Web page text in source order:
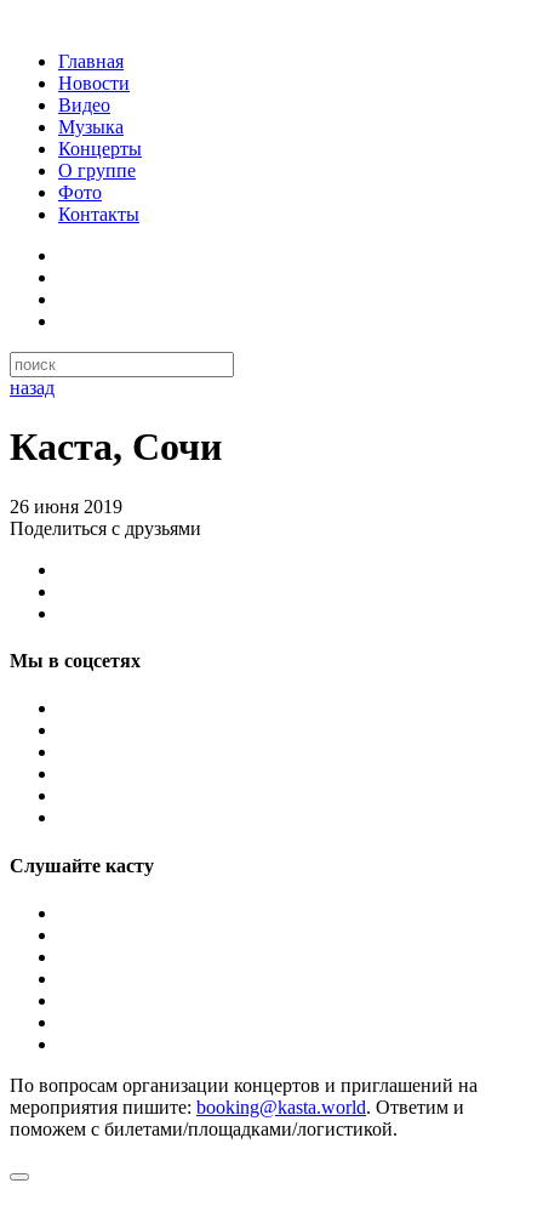
Главная
Новости
Видео
Музыка
Концерты
О группе
Фото
Контакты
назад
Каста, Сочи
26 июня 2019
Поделиться с друзьями
Мы в соцсетях
Слушайте касту
По вопросам организации концертов и приглашений на
мероприятия пишите: booking@kasta.world. Ответим и
поможем с билетами/площадками/логистикой.